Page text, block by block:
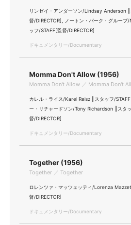
リンゼイ・アンダーソン/Lindsay Anderson
督/DIRECTOR], ノートン・パーク・グルー
ッフ/STAFF[監督/DIRECTOR]
ドキュメンタリー/Documentary
Momma Don't Allow (1956)
Momma Don't Allow ／ Momma Don't
カレル・ライス/Karel Reisz ||スタッフ/
ー・リチャードソン/Tony Richardson ||スタ
督/DIRECTOR]
ドキュメンタリー/Documentary
Together (1956)
Together ／ Together
ロレンツァ・マッツェッティ/Lorenza
督/DIRECTOR]
ドキュメンタリー/Documentary